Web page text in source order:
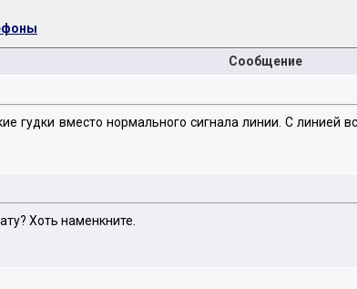
Сообщение
гудки вместо нормального сигнала линии. С линией
Хоть наменкните.